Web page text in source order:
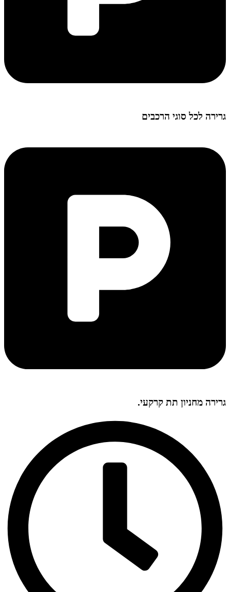
גרירה לכל סוגי הרכבים
גרירה מחניון תת קרקעי.